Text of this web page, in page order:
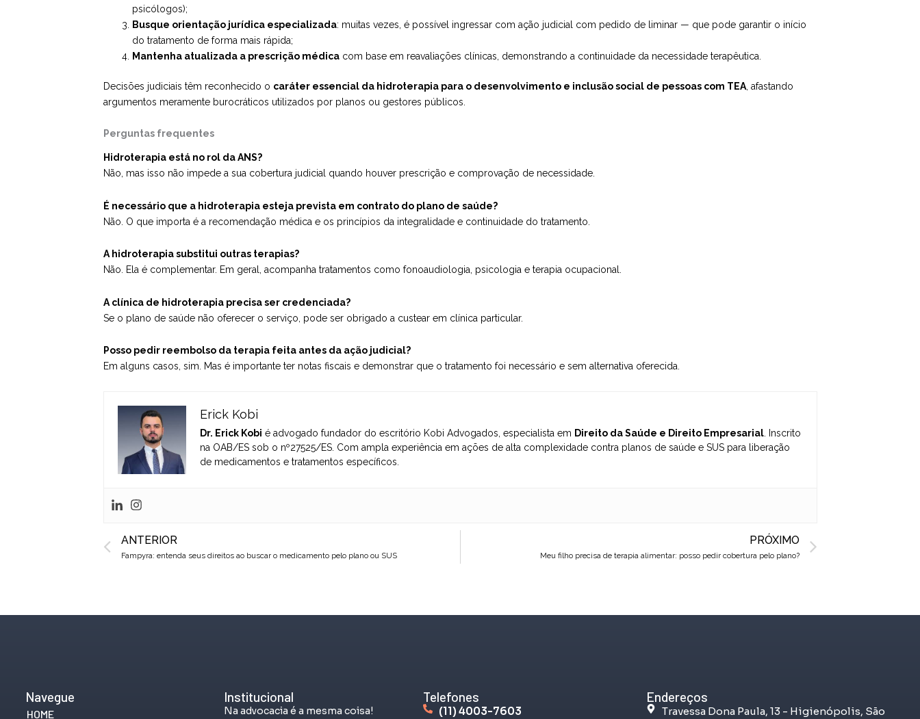
psicólogos);
Busque orientação jurídica especializada: muitas vezes, é possível ingressar com ação judicial com pedido de liminar — que pode garantir o início
do tratamento de forma mais rápida;
Mantenha atualizada a prescrição médicacom base em reavaliações clínicas, demonstrando a continuidade da necessidade terapêutica.
Decisões judiciais têm reconhecido o caráter essencial da hidroterapia para o desenvolvimento e inclusão social de pessoas com TEA, afastando
argumentos meramente burocráticos utilizados por planos ou gestores públicos.
Perguntas frequentes
Hidroterapia está no rol da ANS?
Não, mas isso não impede a sua cobertura judicial quando houver prescrição e comprovação de necessidade.
É necessário que a hidroterapia esteja prevista em contrato do plano de saúde?
Não. O que importa é a recomendação médica e os princípios da integralidade e continuidade do tratamento.
A hidroterapia substitui outras terapias?
Não. Ela é complementar. Em geral, acompanha tratamentos como fonoaudiologia, psicologia e terapia ocupacional.
A clínica de hidroterapia precisa ser credenciada?
Se o plano de saúde não oferecer o serviço, pode ser obrigado a custear em clínica particular.
Posso pedir reembolso da terapia feita antes da ação judicial?
Em alguns casos, sim. Mas é importante ter notas fiscais e demonstrar que o tratamento foi necessário e sem alternativa oferecida.
Erick Kobi
Dr. Erick Kobi é advogado fundador do escritório Kobi Advogados, especialista em Direito da Saúde e Direito Empresarial. Inscrito
na OAB/ES sob o nº27525/ES. Com ampla experiência em ações de alta complexidade contra planos de saúde e SUS para liberação
de medicamentos e tratamentos específicos.
Prev
ANTERIOR
Fampyra: entenda seus direitos ao buscar o medicamento pelo plano ou SUS
PRÓXIMO
Meu filho precisa de terapia alimentar: posso pedir cobertura pelo plano?
Navegue
HOME
Institucional
Na advocacia é a mesma coisa!
Telefones
(11) 4003-7603
Endereços
Travessa Dona Paula, 13 - Higienópolis, São